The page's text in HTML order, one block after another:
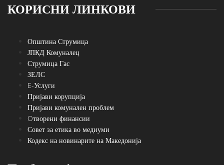
КОРИСНИ ЛИНКОВИ
Општина Струмица
ЈПКД Комуналец
Струмица Гас
ЗЕЛС
E-Услуги
Пријави корупција
Пријави комунален проблем
Oтворени финансии
Совет за етика во медиуми
Кодекс на новинарите на Македонија